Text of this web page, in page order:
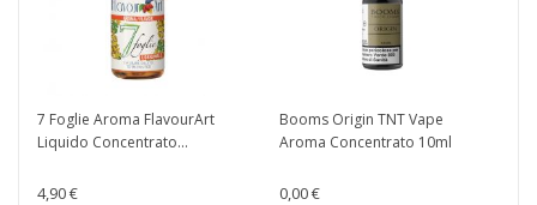
7 Foglie Aroma FlavourArt
Liquido Concentrato...
4,90 €
Booms Origin TNT Vape
Aroma Concentrato 10ml
0,00 €